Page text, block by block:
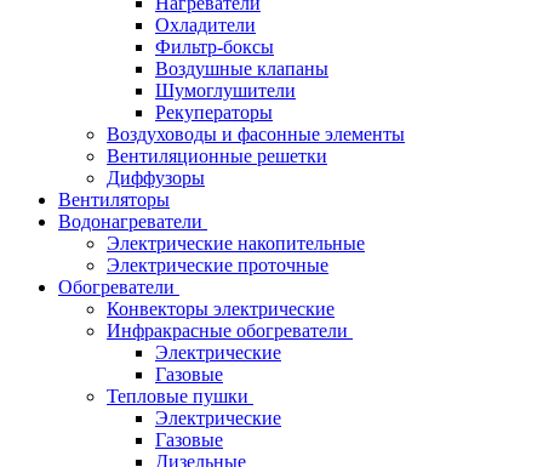
Охладители
Фильтр-боксы
Воздушные клапаны
Шумоглушители
Рекуператоры
Воздуховоды и фасонные элементы
Вентиляционные решетки
Диффузоры
Вентиляторы
Водонагреватели
Электрические накопительные
Электрические проточные
Обогреватели
Конвекторы электрические
Инфракрасные обогреватели
Электрические
Газовые
Тепловые пушки
Электрические
Газовые
Дизельные